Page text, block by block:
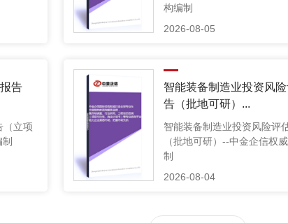
构编制
2026-08-05
告
（立项
智能装备制造业投资风
告（批地可研）...
智能装备制造业投资风险评
（批地可研）--中金企信权
制
2026-08-04